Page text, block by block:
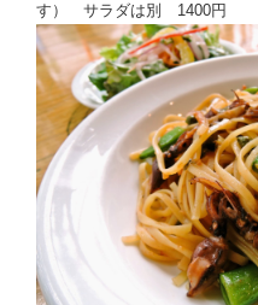
す） サラダは別 1400円